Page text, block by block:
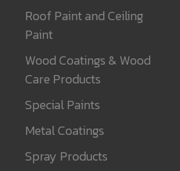
Roof Paint and Ceiling
Paint
Wood Coatings & Wood
Care Products
Special Paints
Metal Coatings
Spray Products